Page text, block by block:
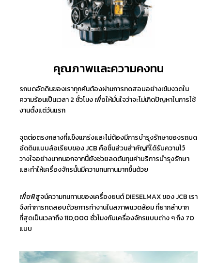
คุณภาพเเละความคงทน
รถบดอัดดินของเราทุกคันต้องผ่านการทดสอบอย่างเข้มงวดใน
ความร้อนเป็นเวลา 2 ชั่วโมง เพื่อให้มั่นใจว่าจะไม่เกิดปัญหาในการใช้
งานตั้งแต่วันแรก
จุดต่อตรงกลางที่แข็งแกร่งและไม่ต้องมีการบำรุงรักษาของรถบด
อัดดินแบบล้อเรียบของ JCB คือชิ้นส่วนสำคัญที่ได้รับความไว้
วางใจอย่างมากนอกจากนี้ยังช่วยลดต้นทุนค่าบริการบำรุงรักษา
และทำให้เครื่องจักรนั้นมีความทนทานมากขึ้นด้วย
เพื่อพิสูจน์ความทนทานของเครื่องยนต์ DIESELMAX ของ JCB เรา
จึงทำการทดสอบด้วยการทำงานในสภาพแวดล้อม ที่ยากลำบาก
ที่สุดเป็นเวลาถึง 110,000 ชั่วโมงกับเครื่องจักรแบบต่าง ๆ ถึง 70
แบบ